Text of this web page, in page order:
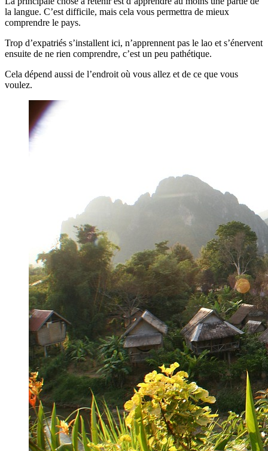
la langue. C’est difficile, mais cela vous permettra de mieux
comprendre le pays.
Trop d’expatriés s’installent ici, n’apprennent pas le lao et s’énervent
ensuite de ne rien comprendre, c’est un peu pathétique.
Cela dépend aussi de l’endroit où vous allez et de ce que vous
voulez.